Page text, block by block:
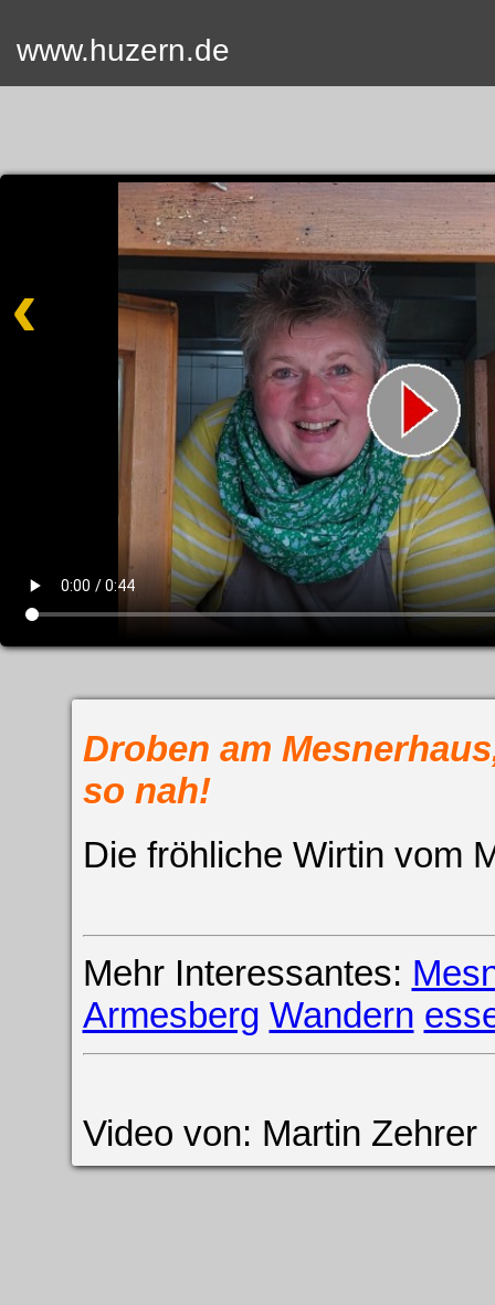
www.huzern.de
Videos
Fotos
Droben am
so nah!
Die fröhliche Wirtin vom
Mehr Interessantes:
Armesberg Wandern
Video von: Martin Zehrer